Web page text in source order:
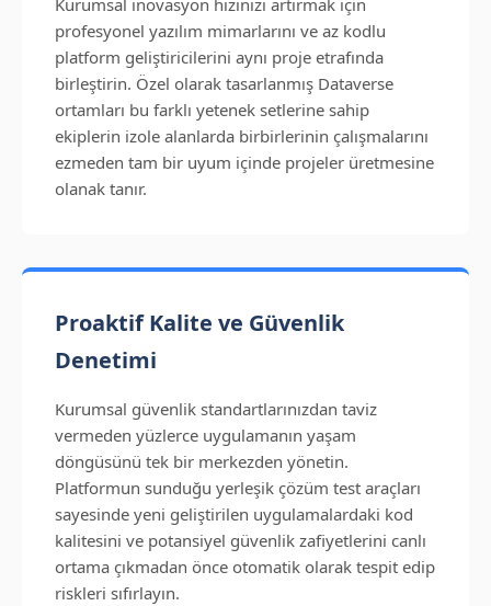
Kurumsal inovasyon hızınızı artırmak için
profesyonel yazılım mimarlarını ve az kodlu
platform geliştiricilerini aynı proje etrafında
birleştirin. Özel olarak tasarlanmış Dataverse
ortamları bu farklı yetenek setlerine sahip
ekiplerin izole alanlarda birbirlerinin çalışmalarını
ezmeden tam bir uyum içinde projeler üretmesine
olanak tanır.
Proaktif Kalite ve Güvenlik
Denetimi
Kurumsal güvenlik standartlarınızdan taviz
vermeden yüzlerce uygulamanın yaşam
döngüsünü tek bir merkezden yönetin.
Platformun sunduğu yerleşik çözüm test araçları
sayesinde yeni geliştirilen uygulamalardaki kod
kalitesini ve potansiyel güvenlik zafiyetlerini canlı
ortama çıkmadan önce otomatik olarak tespit edip
riskleri sıfırlayın.